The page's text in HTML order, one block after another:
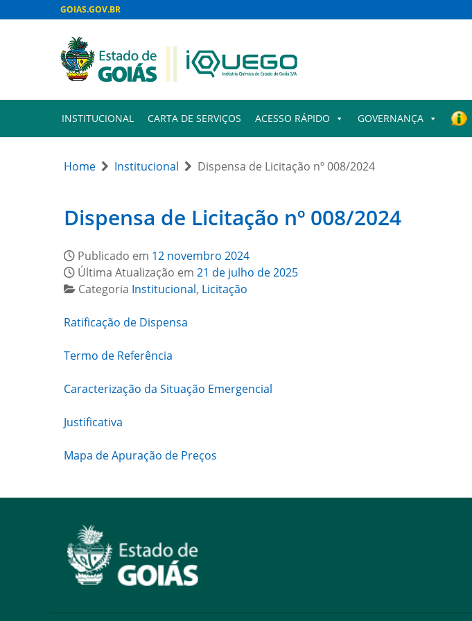
GOIAS.GOV.BR
INSTITUCIONAL CARTA DE SERVIÇOS ACESSO RÁPIDO GOVERNANÇA
Home Institucional Dispensa de Licitação nº 008/2024
Dispensa de Licitação nº 008/2024
Publicado em 12 novembro 2024
Última Atualização em 21 de julho de 2025
Categoria Institucional, Licitação
Ratificação de Dispensa
Termo de Referência
Caracterização da Situação Emergencial
Justificativa
Mapa de Apuração de Preços